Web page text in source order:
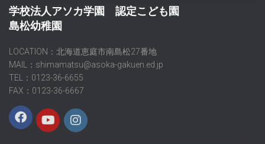
学校法人アソカ学園 認定こども園
島松幼稚園
LOCATION：北海道恵庭市南島松27番地
MAIL：shimamatsu@asoka-gakuen.ed.jp
TEL：0123-36-6655
FAX：0123-36-6667